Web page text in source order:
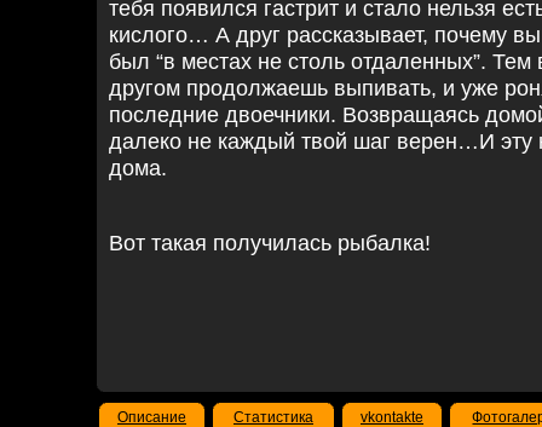
тебя появился гастрит и стало нельзя
кислого… А друг рассказывает, почему
был “в местах не столь отдаленных”.
другом продолжаешь выпивать, и уже
последние двоечники. Возвращаясь
далеко не каждый твой шаг верен…И эту
дома.
Вот такая получилась рыбалка!
Описание Статистика vkontakte